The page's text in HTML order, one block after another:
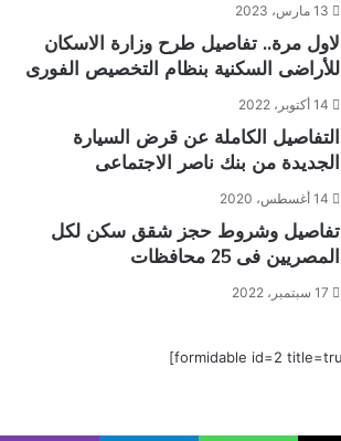
13 مارس، 2023
لاول مرة.. تفاصيل طرح وزارة الاسكان
للأراضى السكنية بنظام التخصيص الفورى
14 أكتوبر، 2022
التفاصيل الكاملة عن قرض السيارة
الجديدة من بنك ناصر الاجتماعى
14 أغسطس، 2020
تفاصيل وشروط حجز شقق سكن لكل
المصريين فى 25 محافظات
17 سبتمبر، 2022